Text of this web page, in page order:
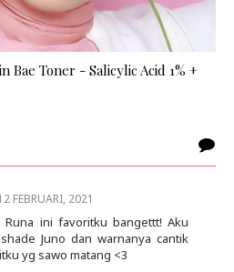
Bae Toner - Salicylic Acid 1% +
FEBRUARI, 2021
Runa ini favoritku bangettt! Aku
Juno dan warnanya cantik
yg sawo matang <3